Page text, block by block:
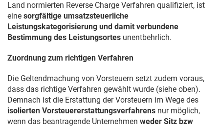
Land normierten Reverse Charge Verfahren qualifiziert, ist
eine sorgfältige umsatzsteuerliche
Leistungskategorisierung und damit verbundene
Bestimmung des Leistungsortes unentbehrlich.
Zuordnung zum richtigen Verfahren
Die Geltendmachung von Vorsteuern setzt zudem voraus,
dass das richtige Verfahren gewählt wurde (siehe oben).
Demnach ist die Erstattung der Vorsteuern im Wege des
isolierten Vorsteuererstattungsverfahrens nur möglich,
wenn das beantragende Unternehmen weder Sitz bzw